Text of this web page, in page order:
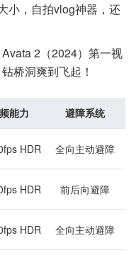
小，自拍vlog神器，还
2（2024）第一视
桥洞爽到飞起！
能力 避障系统
HDR 全向主动避障
HDR 前后向避障
HDR 全向主动避障